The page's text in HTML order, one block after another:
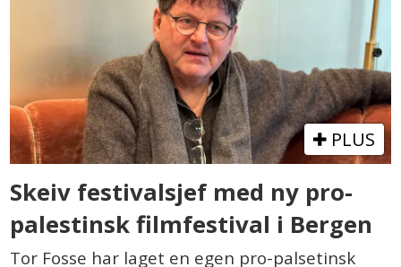
PLUS
Skeiv festivalsjef med ny pro-
palestinsk filmfestival i Bergen
Tor Fosse har laget en egen pro-palsetinsk